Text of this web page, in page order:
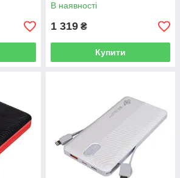
В наявності
1 319 ₴
Купити